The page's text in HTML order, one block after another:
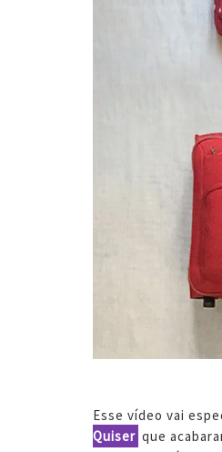
Esse vídeo vai
Quiser que